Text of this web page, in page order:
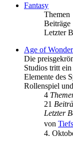
Fantasy
Themen
Beiträge
Letzter
Age of
Die
Studios tritt
Elemente des
Rollenspiel
4
21
Letzter
von
4.